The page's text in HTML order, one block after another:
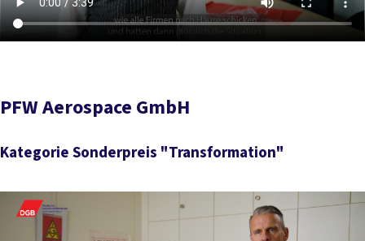
PFW Aerospace GmbH
Kategorie Sonderpreis "Transformation"